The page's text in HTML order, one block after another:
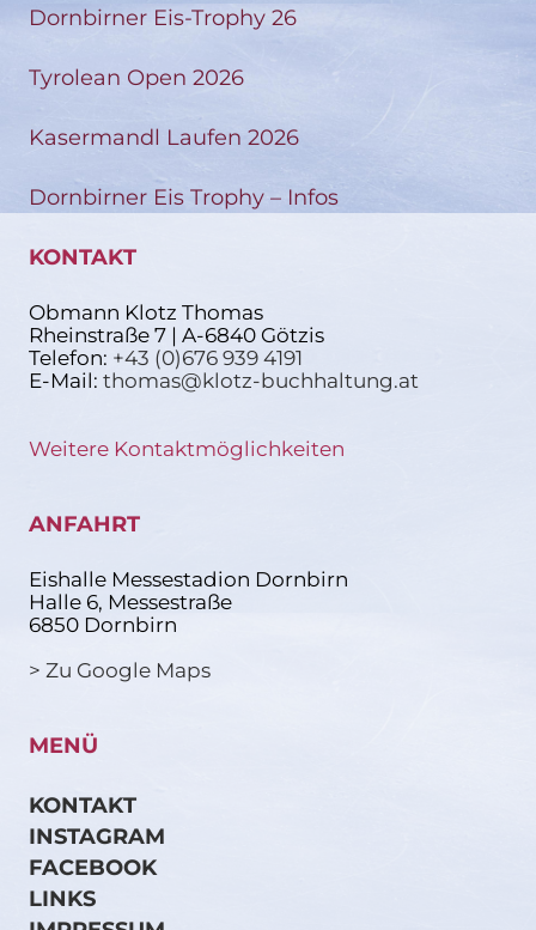
Dornbirner Eis-Trophy 26
Tyrolean Open 2026
Kasermandl Laufen 2026
Dornbirner Eis Trophy – Infos
KONTAKT
Obmann Klotz Thomas
Rheinstraße 7 | A-6840 Götzis
Telefon: +43 (0)676 939 4191
E-Mail: thomas@klotz-buchhaltung.at
Weitere Kontaktmöglichkeiten
ANFAHRT
Eishalle Messestadion Dornbirn
Halle 6, Messestraße
6850 Dornbirn
> Zu Google Maps
MENÜ
KONTAKT
INSTAGRAM
FACEBOOK
LINKS